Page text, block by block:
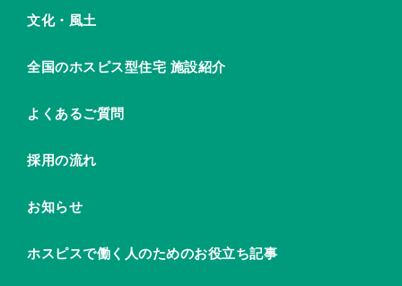
文化・風土
全国のホスピス型住宅 施設紹介
よくあるご質問
採用の流れ
お知らせ
ホスピスで働く人のためのお役立ち記事